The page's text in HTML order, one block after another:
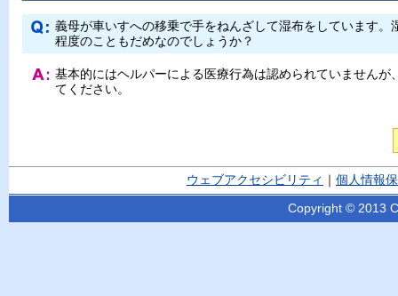
義母が車いすへの移乗で手をねんざして湿布をしています
程度のこともだめなのでしょうか？
基本的にはヘルパーによる医療行為は認められていません
てください。
ウェブアクセシビリティ 個人情報
Copyright © 2013